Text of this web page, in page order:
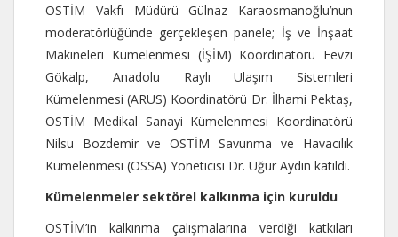
OSTİM Vakfı Müdürü Gülnaz Karaosmanoğlu’nun
moderatörlüğünde gerçekleşen panele; İş ve İnşaat
Makineleri Kümelenmesi (İŞİM) Koordinatörü Fevzi
Gökalp, Anadolu Raylı Ulaşım Sistemleri
Kümelenmesi (ARUS) Koordinatörü Dr. İlhami Pektaş,
OSTİM Medikal Sanayi Kümelenmesi Koordinatörü
Nilsu Bozdemir ve OSTİM Savunma ve Havacılık
Kümelenmesi (OSSA) Yöneticisi Dr. Uğur Aydın katıldı.
Kümelenmeler sektörel kalkınma için kuruldu
OSTİM’in kalkınma çalışmalarına verdiği katkıları